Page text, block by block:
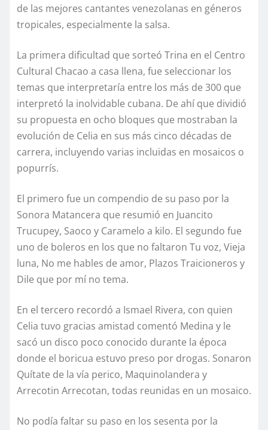
de las mejores cantantes venezolanas en géneros
tropicales, especialmente la salsa.
La primera dificultad que sorteó Trina en el Centro
Cultural Chacao a casa llena, fue seleccionar los
temas que interpretaría entre los más de 300 que
interpretó la inolvidable cubana. De ahí que dividió
su propuesta en ocho bloques que mostraban la
evolución de Celia en sus más cinco décadas de
carrera, incluyendo varias incluidas en mosaicos o
popurrís.
El primero fue un compendio de su paso por la
Sonora Matancera que resumió en Juancito
Trucupey, Saoco y Caramelo a kilo. El segundo fue
uno de boleros en los que no faltaron Tu voz, Vieja
luna, No me hables de amor, Plazos Traicioneros y
Dile que por mí no tema.
En el tercero recordó a Ismael Rivera, con quien
Celia tuvo gracias amistad comentó Medina y le
sacó un disco poco conocido durante la época
donde el boricua estuvo preso por drogas. Sonaron
Quítate de la vía perico, Maquinolandera y
Arrecotin Arrecotan, todas reunidas en un mosaico.
No podía faltar su paso en los sesenta por la